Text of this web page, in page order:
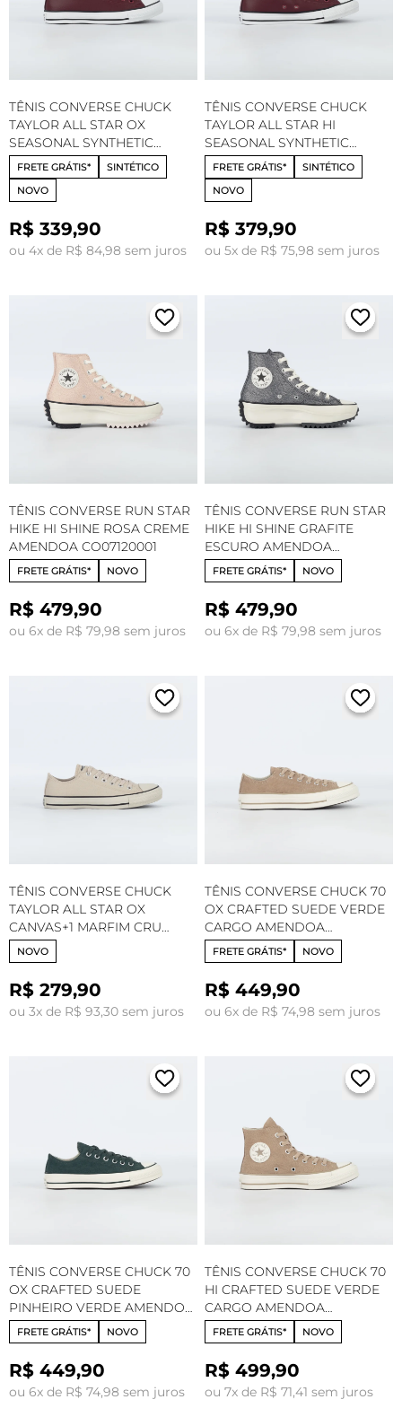
TÊNIS CONVERSE CHUCK
TAYLOR ALL STAR OX
SEASONAL SYNTHETIC
VINHO PRETO BRANCO
CT35240003
FRETE GRÁTIS*
SINTÉTICO
NOVO
R$ 339,90
ou 4x de R$ 84,98 sem juros
TÊNIS CONVERSE CHUCK
TAYLOR ALL STAR HI
SEASONAL SYNTHETIC
VINHO PRETO BRANCO
CT35230003
FRETE GRÁTIS*
SINTÉTICO
NOVO
R$ 379,90
ou 5x de R$ 75,98 sem juros
TÊNIS CONVERSE RUN STAR
HIKE HI SHINE ROSA CREME
AMENDOA CO07120001
FRETE GRÁTIS* NOVO
R$ 479,90
ou 6x de R$ 79,98 sem juros
TÊNIS CONVERSE RUN STAR
HIKE HI SHINE GRAFITE
ESCURO AMENDOA
CO07120002
FRETE GRÁTIS* NOVO
R$ 479,90
ou 6x de R$ 79,98 sem juros
TÊNIS CONVERSE CHUCK
TAYLOR ALL STAR OX
CANVAS+1 MARFIM CRU
CLASSICO CT32780002
NOVO
R$ 279,90
ou 3x de R$ 93,30 sem juros
TÊNIS CONVERSE CHUCK 70
OX CRAFTED SUEDE VERDE
CARGO AMENDOA
CT34430001
FRETE GRÁTIS* NOVO
R$ 449,90
ou 6x de R$ 74,98 sem juros
TÊNIS CONVERSE CHUCK 70
OX CRAFTED SUEDE
PINHEIRO VERDE AMENDOA
CT34430003
FRETE GRÁTIS* NOVO
R$ 449,90
ou 6x de R$ 74,98 sem juros
TÊNIS CONVERSE CHUCK 70
HI CRAFTED SUEDE VERDE
CARGO AMENDOA
CT34420001
FRETE GRÁTIS* NOVO
R$ 499,90
ou 7x de R$ 71,41 sem juros